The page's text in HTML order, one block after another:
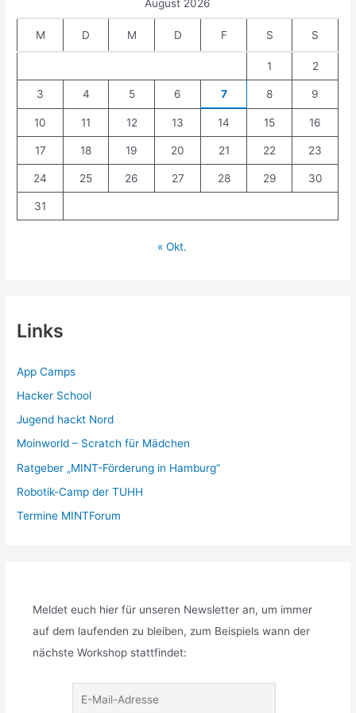
August 2026
M D M D F S S
1 2
3 4 5 6 7 8 9
10 11 12 13 14 15 16
17 18 19 20 21 22 23
24 25 26 27 28 29 30
31
« Okt.
Links
App Camps
Hacker School
Jugend hackt Nord
Moinworld – Scratch für Mädchen
Ratgeber „MINT-Förderung in Hamburg“
Robotik-Camp der TUHH
Termine MINTForum
Meldet euch hier für unseren Newsletter an, um immer
auf dem laufenden zu bleiben, zum Beispiels wann der
nächste Workshop stattfindet: